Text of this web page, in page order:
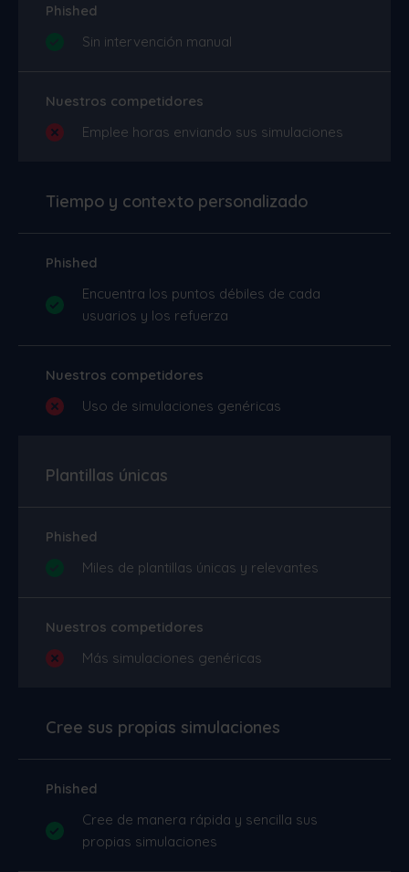
Phished
Sin intervención manual
Nuestros competidores
Emplee horas enviando sus simulaciones
Tiempo y contexto personalizado
Phished
Encuentra los puntos débiles de cada
usuarios y los refuerza
Nuestros competidores
Uso de simulaciones genéricas
Plantillas únicas
Phished
Miles de plantillas únicas y relevantes
Nuestros competidores
Más simulaciones genéricas
Cree sus propias simulaciones
Phished
Cree de manera rápida y sencilla sus
propias simulaciones